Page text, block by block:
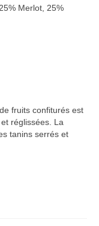
Merlot, 25%
fruits confiturés est
réglissées. La
tanins serrés et